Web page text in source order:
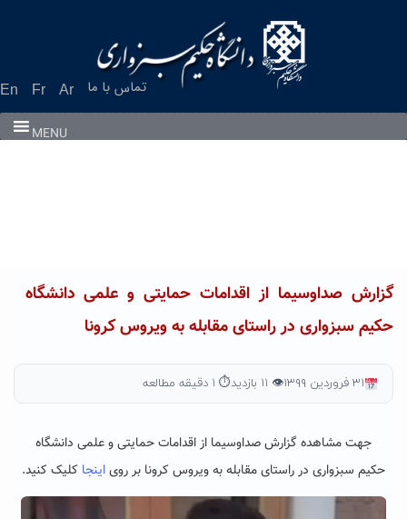
En Fr Ar تماس با ما
MENU
گزارش صداوسیما از اقدامات حمایتی و علمی دانشگاه
حکیم سبزواری در راستای مقابله به ویروس کرونا
۳۱ فروردین ۱۳۹۹ 👁 ۱۱ بازدید ⏱ ۱ دقیقه مطالعه
جهت مشاهده گزارش صداوسیما از اقدامات حمایتی و علمی دانشگاه
حکیم سبزواری در راستای مقابله به ویروس کرونا بر رویاینجا کلیک کنید.